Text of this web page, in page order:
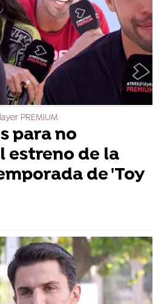
PREMIUM
para no
estreno de la
de 'Toy